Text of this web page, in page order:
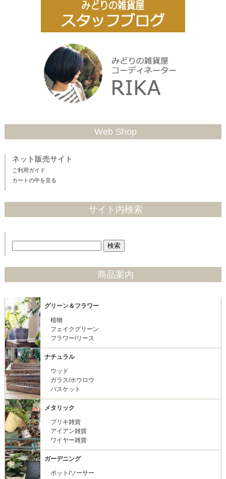
Web Shop
ネット販売サイト
ご利用ガイド
カートの中を見る
サイト内検索
商品案内
グリーン＆フラワー
植物
フェイクグリーン
フラワー/リース
ナチュラル
ウッド
ガラス/ホウロウ
バスケット
メタリック
ブリキ雑貨
アイアン雑貨
ワイヤー雑貨
ガーデニング
ポット/ソーサー